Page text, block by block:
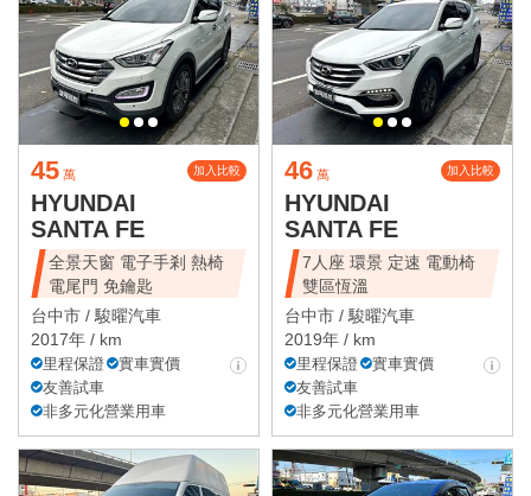
45 萬 加入比較
HYUNDAI
SANTA FE
全景天窗 電子手剎 熱椅
電尾門 免鑰匙
台中市 / 駿曜汽車
2017年 / km
里程保證
實車實價
友善試車
非多元化營業用車
46 萬 加入比較
HYUNDAI
SANTA FE
7人座 環景 定速 電動椅
雙區恆溫
台中市 / 駿曜汽車
2019年 / km
里程保證
實車實價
友善試車
非多元化營業用車